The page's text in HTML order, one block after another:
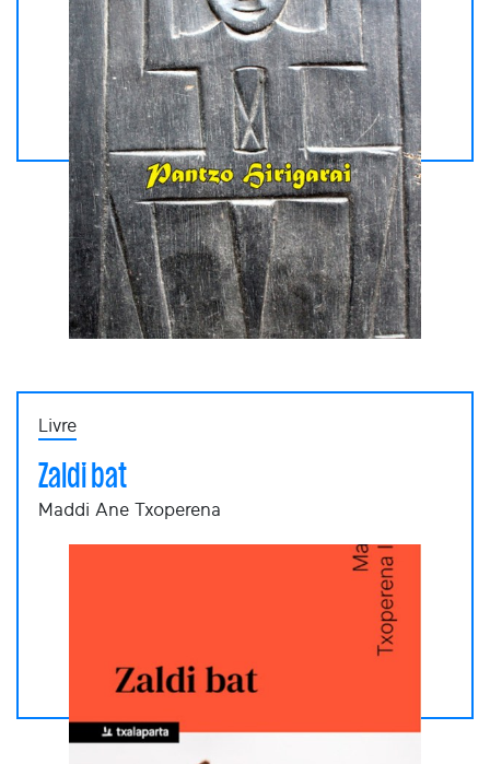
Livre
Zaldi bat
Maddi Ane Txoperena